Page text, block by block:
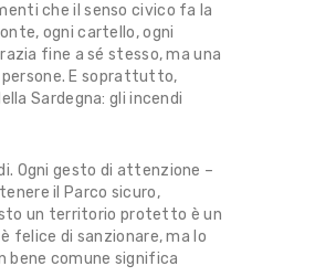
che il senso civico fa la
ogni cartello, ogni
fine a sé stesso, ma una
E soprattutto,
Sardegna: gli incendi
Ogni gesto di attenzione –
il Parco sicuro,
un territorio protetto è un
felice di sanzionare, ma lo
bene comune significa